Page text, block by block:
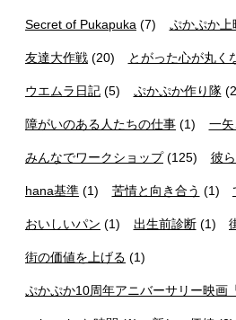
Secret of Pukapuka (7) ぷかぷか上
友達大作戦 (20) とがった心が丸く
ウエムラ日記 (5) ぷかぷか作り隊
障がいのある人たちの仕事 (1) 一
みんなでワークショップ(125) 彼
hana基準 (1) 苦情と向き合う (1)
おいしいパン (1) 出生前診断(1)
街の価値を上げる (1)
ぷかぷか10周年アニバーサリー映画